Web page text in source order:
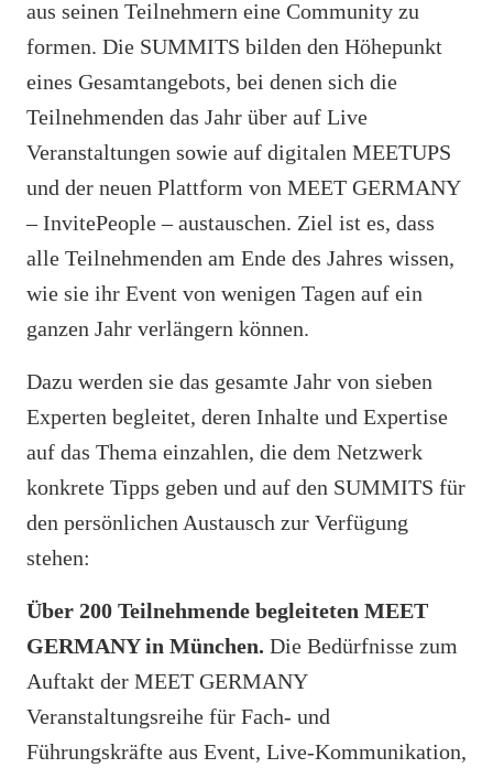
aus seinen Teilnehmern eine Community zu
formen. Die SUMMITS bilden den Höhepunkt
eines Gesamtangebots, bei denen sich die
Teilnehmenden das Jahr über auf Live
Veranstaltungen sowie auf digitalen MEETUPS
und der neuen Plattform von MEET GERMANY
– InvitePeople – austauschen. Ziel ist es, dass
alle Teilnehmenden am Ende des Jahres wissen,
wie sie ihr Event von wenigen Tagen auf ein
ganzen Jahr verlängern können.
Dazu werden sie das gesamte Jahr von sieben
Experten begleitet, deren Inhalte und Expertise
auf das Thema einzahlen, die dem Netzwerk
konkrete Tipps geben und auf den SUMMITS für
den persönlichen Austausch zur Verfügung
stehen:
Über 200 Teilnehmende begleiteten MEET
GERMANY in München. Die Bedürfnisse zum
Auftakt der MEET GERMANY
Veranstaltungsreihe für Fach- und
Führungskräfte aus Event, Live-Kommunikation,